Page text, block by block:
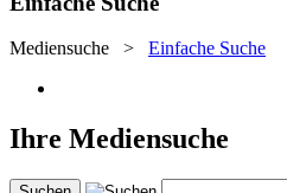
Mediensuche > Einfache Suche
Ihre Mediensuche